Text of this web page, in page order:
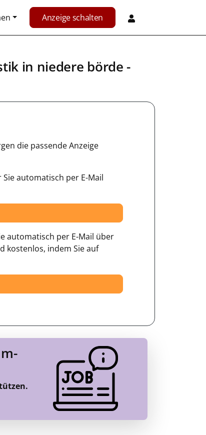
Anzeige schalten
in niedere börde -
die passende Anzeige
automatisch per E-Mail
automatisch per E-Mail über
kostenlos, indem Sie auf